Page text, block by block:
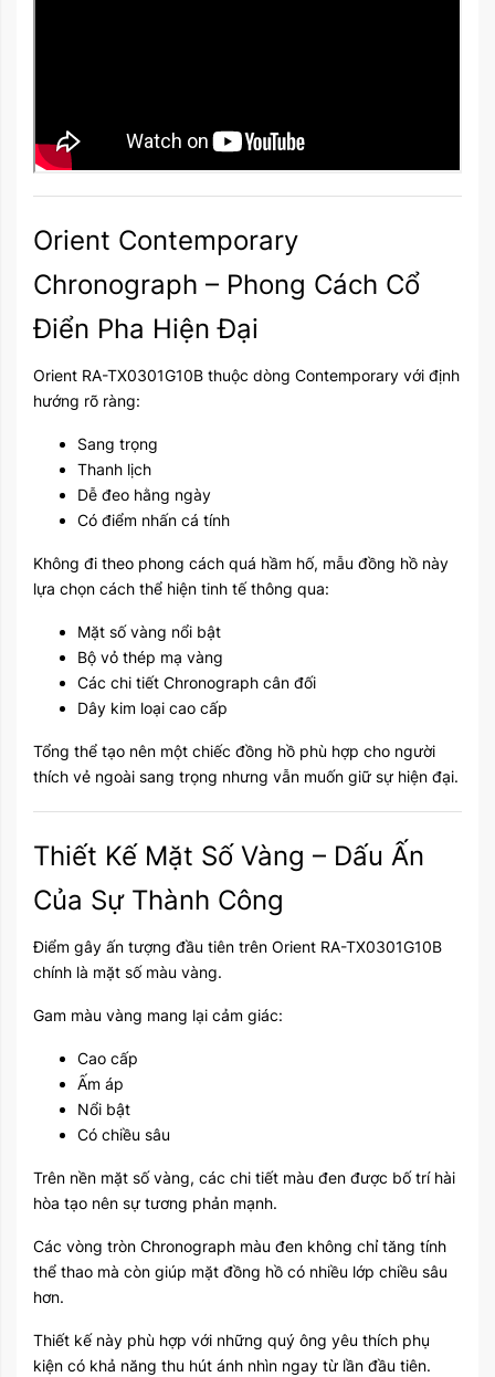
Orient Contemporary
Chronograph – Phong Cách Cổ
Điển Pha Hiện Đại
Orient RA-TX0301G10B thuộc dòng Contemporary với định
hướng rõ ràng:
Sang trọng
Thanh lịch
Dễ đeo hằng ngày
Có điểm nhấn cá tính
Không đi theo phong cách quá hầm hố, mẫu đồng hồ này
lựa chọn cách thể hiện tinh tế thông qua:
Mặt số vàng nổi bật
Bộ vỏ thép mạ vàng
Các chi tiết Chronograph cân đối
Dây kim loại cao cấp
Tổng thể tạo nên một chiếc đồng hồ phù hợp cho người
thích vẻ ngoài sang trọng nhưng vẫn muốn giữ sự hiện đại.
Thiết Kế Mặt Số Vàng – Dấu Ấn
Của Sự Thành Công
Điểm gây ấn tượng đầu tiên trên Orient RA-TX0301G10B
chính là mặt số màu vàng.
Gam màu vàng mang lại cảm giác:
Cao cấp
Ấm áp
Nổi bật
Có chiều sâu
Trên nền mặt số vàng, các chi tiết màu đen được bố trí hài
hòa tạo nên sự tương phản mạnh.
Các vòng tròn Chronograph màu đen không chỉ tăng tính
thể thao mà còn giúp mặt đồng hồ có nhiều lớp chiều sâu
hơn.
Thiết kế này phù hợp với những quý ông yêu thích phụ
kiện có khả năng thu hút ánh nhìn ngay từ lần đầu tiên.